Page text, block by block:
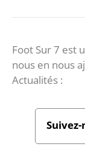
Foot Sur 7 est
nous en nous
Actualités :